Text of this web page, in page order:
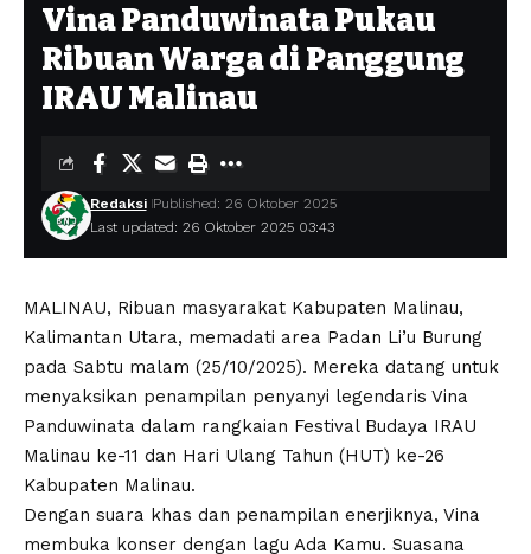
Vina Panduwinata Pukau
Ribuan Warga di Panggung
IRAU Malinau
Last updated: 26 Oktober 2025 03:43
Redaksi Published: 26 Oktober 2025
MALINAU, Ribuan masyarakat Kabupaten Malinau,
Kalimantan Utara, memadati area Padan Li’u Burung
pada Sabtu malam (25/10/2025). Mereka datang untuk
menyaksikan penampilan penyanyi legendaris Vina
Panduwinata dalam rangkaian Festival Budaya IRAU
Malinau ke-11 dan Hari Ulang Tahun (HUT) ke-26
Kabupaten Malinau.
Dengan suara khas dan penampilan enerjiknya, Vina
membuka konser dengan lagu Ada Kamu. Suasana